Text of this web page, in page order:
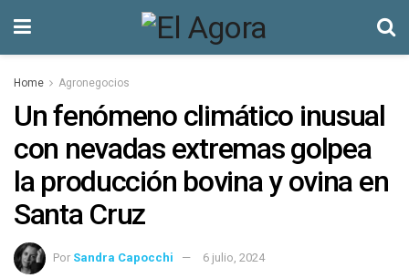
Home Agronegocios
Un fenómeno climático inusual
con nevadas extremas golpea
la producción bovina y ovina en
Santa Cruz
Por Sandra Capocchi 6 julio, 2024